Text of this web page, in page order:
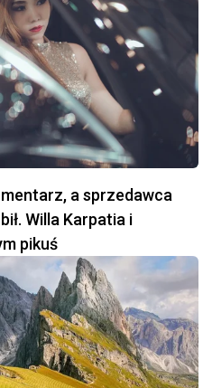
a sprzedawca
Willa Karpatia i
pikuś